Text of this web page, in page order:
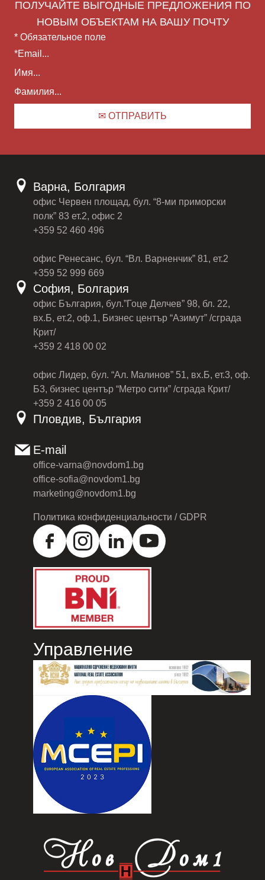
ПОЛУЧАЙТЕ ВЫГОДНЫЕ ПРЕДЛОЖЕНИЯ ПО
НОВЫМ ОБЪЕКТАМ НА ВАШУ ПОЧТУ
* Обязательное поле
Варна, Болгария
офис Червен площад, бул. “8-ми приморски
полк” 83 ет.2, офис 2
+359 52 460 496
офис Ренесанс, бул. “Вл. Варненчик” 81, ет.2
+359 52 999 669
София, Болгария
офис България, бул.”Гоце Делчев” 98, бл. 22,
вх.Б, ет.2, оф.1, Бизнес център “Азимут” /сграда
Крит/
+359 2 418 00 02
офис Лидер, бул. “Ал. Малинов” 51, вх.Б, ет.3, оф.
Б3, бизнес център “Метро сити” /сграда Крит/
+359 2 416 00 05
Пловдив, България
E-mail
office-varna@novdom1.bg
office-sofia@novdom1.bg
marketing@novdom1.bg
Политика конфиденциальности / GDPR
Управление